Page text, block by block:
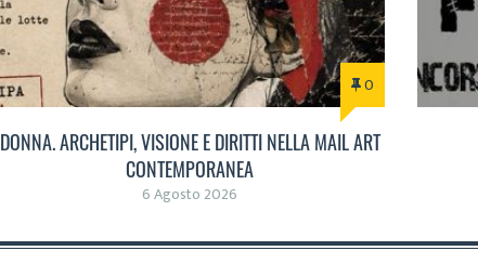
0
DONNA. ARCHETIPI, VISIONE E DIRITTI NELLA MAIL ART
CONTEMPORANEA
6 Agosto 2026